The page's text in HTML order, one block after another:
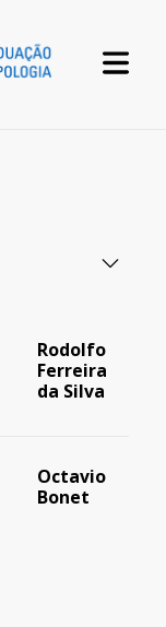
Rodolfo
Ferreira
da Silva
Octavio
Bonet